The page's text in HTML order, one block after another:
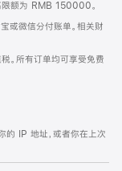
限额为 RMB 150000。
或微信分付账单。相关财
。所有订单均可享受免费
的 IP 地址，或者你在上次